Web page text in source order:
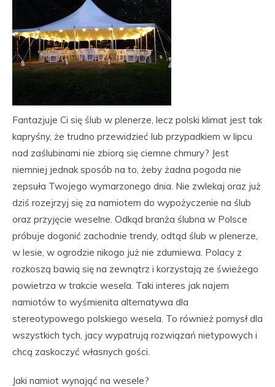
Fantazjuje Ci się ślub w plenerze, lecz polski klimat jest tak
kapryśny, że trudno przewidzieć lub przypadkiem w lipcu
nad zaślubinami nie zbiorą się ciemne chmury? Jest
niemniej jednak sposób na to, żeby żadna pogoda nie
zepsuła Twojego wymarzonego dnia. Nie zwlekaj oraz już
dziś rozejrzyj się za namiotem do wypożyczenie na ślub
oraz przyjęcie weselne. Odkąd branża ślubna w Polsce
próbuje dogonić zachodnie trendy, odtąd ślub w plenerze,
w lesie, w ogrodzie nikogo już nie zdumiewa. Polacy z
rozkoszą bawią się na zewnątrz i korzystają ze świeżego
powietrza w trakcie wesela. Taki interes jak najem
namiotów to wyśmienita alternatywa dla
stereotypowego polskiego wesela. To również pomysł dla
wszystkich tych, jacy wypatrują rozwiązań nietypowych i
chcą zaskoczyć własnych gości.
Jaki namiot wynająć na wesele?